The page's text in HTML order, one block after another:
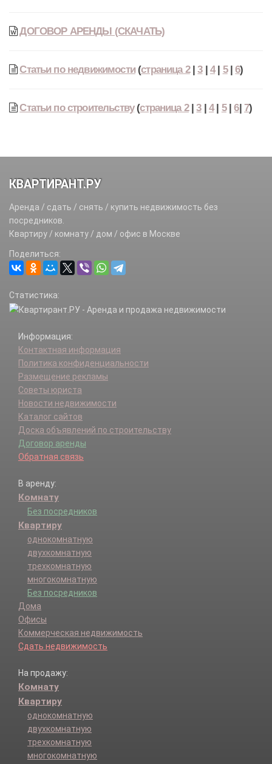
ДОГОВОР АРЕНДЫ (СКАЧАТЬ)
Статьи по недвижимости(страница 2|3| 4| 5|6)
Статьи по строительству(страница 2|3|4| 5|6| 7)
КВАРТИРАНТ.РУ
Аренда / сдать / снять / купить недвижимость без
посредников.
Квартиру / комнату / дом / офис в Москве
Поделиться:
Статистика:
Информация:
Контактная информация
Политика конфиденциальности
Размещение рекламы
Советы юриста
Новости недвижимости
Каталог сайтов
Доска объявлений по строительству
Договор аренды
Обратная связь
В аренду:
Комнату
Без посредников
Квартиру
однокомнатную
двухкомнатную
трехкомнатную
многокомнатную
Без посредников
Дома
Офисы
Коммерческая недвижимость
Сдать недвижимость
На продажу:
Комнату
Квартиру
однокомнатную
двухкомнатную
трехкомнатную
многокомнатную